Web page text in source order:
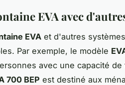
EVA avec
EVA et d'autres
Par exemple, le modèle
avec une capacité de
700 BEP est destiné aux